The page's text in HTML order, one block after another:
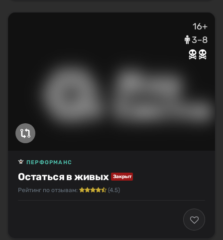
16+
3–8
Остаться в живых Закрыт
ПЕРФОРМАНС
Рейтинг по отзывам: (4.5)